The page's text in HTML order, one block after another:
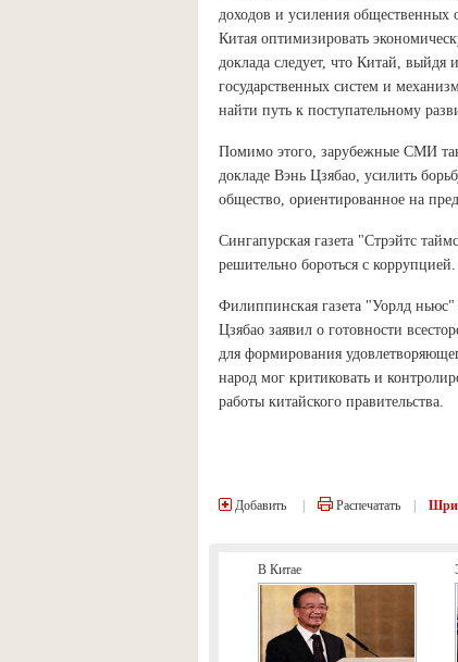
доходов и усиления общественных
Китая оптимизировать
доклада следует, что Китай, выйдя
государственных систем и
найти путь к поступательному
Помимо этого, зарубежные СМИ
докладе Вэнь Цзябао, усилить
общество, ориентированное на
Сингапурская газета "Стрэйтс
решительно бороться с коррупцией.
Филиппинская газета "Уорлд ньюс"
Цзябао заявил о готовности
для формирования
народ мог критиковать и
работы китайского правительства.
Добавить Распечатать
В Китае